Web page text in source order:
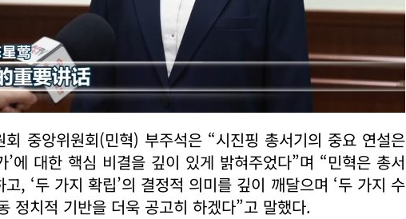
중앙위원회(민혁) 부주석은 “시진핑 총서기의 중요 연설은
’에 대한 핵심 비결을 깊이 있게 밝혀주었다”며 “민혁은 총서
, ‘두 가지 확립’의 결정적 의미를 깊이 깨달으며 ‘두 가지 수
정치적 기반을 더욱 공고히 하겠다”고 말했다.